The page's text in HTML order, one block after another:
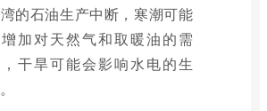
的石油生产中断，寒潮可能
加对天然气和取暖油的需
干旱可能会影响水电的生